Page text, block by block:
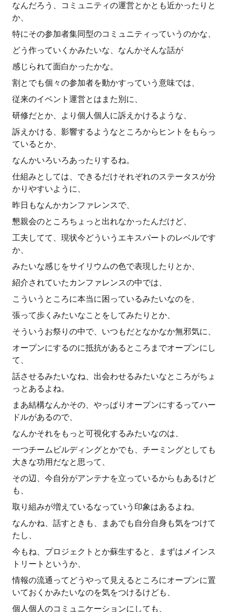
なんだろう、コミュニティの運営とかとも近かったりと
か、
特にその参加者集同型のコミュニティっていうのかな、
どう作っていくかみたいな、なんかそんな話が
感じられて面白かったかな。
割とでも個々の参加者を動かすっていう意味では、
従来のイベント運営とはまた別に、
研修だとか、より個人個人に訴えかけるような、
訴えかける、影響するようなところからヒントをもらっ
ているとか、
なんかいろいろあったりするね。
仕組みとしては、できるだけそれぞれのステータスが分
かりやすいように、
昨日もなんかカンファレンスで、
懇親会のところちょっと出れなかったんだけど、
工夫してて、現状今どういうエキスパートのレベルです
か、
みたいな感じをサイリウムの色で表現したりとか、
紹介されていたカンファレンスの中では、
こういうところに本当に困っているみたいなのを、
張って歩くみたいなことをしてみたりとか、
そういうお祭りの中で、いつもだとなかなか無邪気に、
オープンにするのに抵抗があるところまでオープンにし
て、
話させるみたいなね、出会わせるみたいなところがちょ
っとあるよね。
まあ結構なんかその、やっぱりオープンにするってハー
ドルがあるので、
なんかそれをもっと可視化するみたいなのは、
一つチームビルディングとかでも、チーミングとしても
大きな功用だなと思って、
その辺、今自分がアンテナを立っているからもあるけど
も、
取り組みが増えているなっていう印象はあるよね。
なんかね、話すときも、まあでも自分自身も気をつけて
たし、
今もね、プロジェクトとか蘇生すると、まずはメインス
トリートというか、
情報の流通ってどうやって見えるところにオープンに置
いておくかみたいなのを気をつけるけども、
個人個人のコミュニケーションにしても、